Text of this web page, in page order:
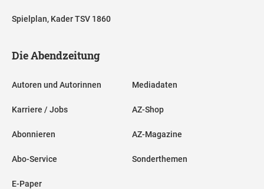
Spielplan, Kader TSV 1860
Die Abendzeitung
Autoren und Autorinnen
Karriere / Jobs
Abonnieren
Abo-Service
E-Paper
Mediadaten
AZ-Shop
AZ-Magazine
Sonderthemen